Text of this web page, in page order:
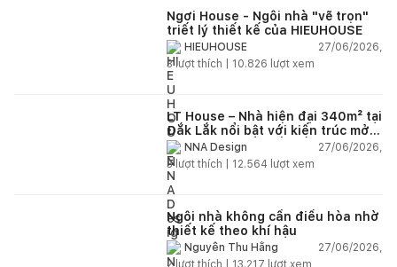
Ngơi House - Ngôi nhà "vẽ trọn"
triết lý thiết kế của HIEUHOUSE
HIEUHOUSE
27/06/2026,
3lượt thích | 10.826 lượt xem
LT House – Nhà hiện đại 340m² tại
Đắk Lắk nổi bật với kiến trúc mở
và hệ sân vườn kết nối thiên
nhiên
NNA Design
27/06/2026,
3lượt thích | 12.564 lượt xem
Ngôi nhà không cần điều hòa nhờ
thiết kế theo khí hậu
Nguyễn Thu Hằng
27/06/2026,
2lượt thích | 13.217 lượt xem